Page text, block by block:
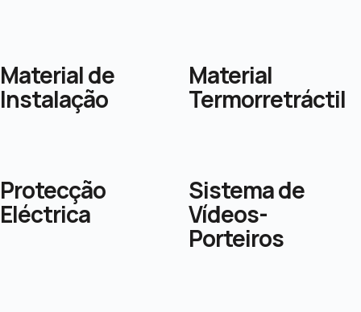
Material de
Instalação
Material
Termorretráctil
Protecção
Eléctrica
Sistema de
Vídeos-
Porteiros